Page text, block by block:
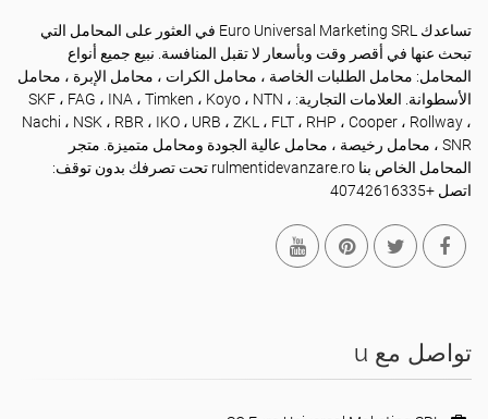
تساعدك Euro Universal Marketing SRL في العثور على المحامل التي
تبحث عنها في أقصر وقت وبأسعار لا تقبل المنافسة. نبيع جميع أنواع
المحامل: محامل الطلبات الخاصة ، محامل الكرات ، محامل الإبرة ، محامل
الأسطوانة. العلامات التجارية: SKF ، FAG ، INA ، Timken ، Koyo ، NTN ،
Nachi ، NSK ، RBR ، IKO ، URB ، ZKL ، FLT ، RHP ، Cooper ، Rollway ،
SNR ، محامل رخيصة ، محامل عالية الجودة ومحامل متميزة. متجر
المحامل الخاص بنا rulmentidevanzare.ro تحت تصرفك بدون توقف:
اتصل +40742616335
تواصل مع u